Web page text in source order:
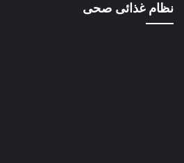
نظام غذائى صحى